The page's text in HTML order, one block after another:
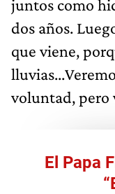
juntos como
dos años.
que viene,
voluntad, pero
El Papa